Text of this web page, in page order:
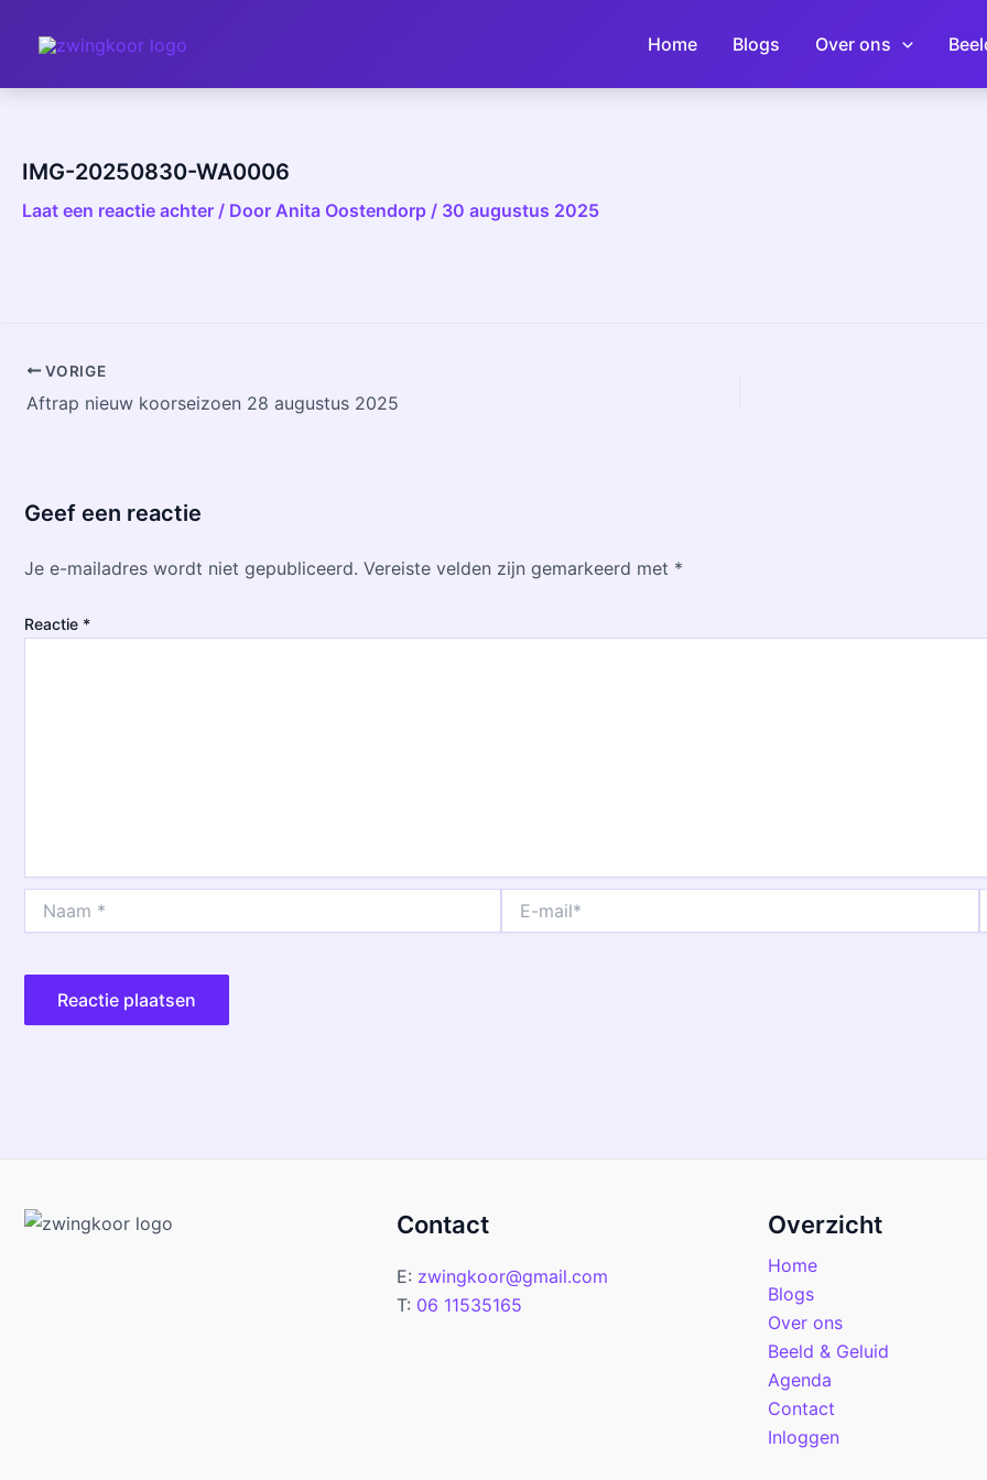
Home Blogs Over ons
IMG-20250830-WA0006
Laat een reactie achter / Door Anita Oostendorp / 30 augustus 2025
navigatie
VORIGE
Aftrap nieuw koorseizoen 28 augustus 2025
Geef een reactie
Je e-mailadres wordt niet gepubliceerd. Vereiste velden zijn gemarkeerd met *
Reactie *
mail*
Contact
E: zwingkoor@gmail.com
T: 06 11535165
Overzicht
Home
Blogs
Over ons
Beeld & Geluid
Agenda
Contact
Inloggen